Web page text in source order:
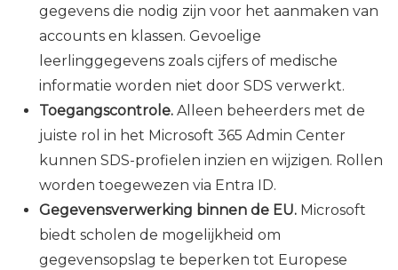
gegevens die nodig zijn voor het aanmaken van
accounts en klassen. Gevoelige
leerlinggegevens zoals cijfers of medische
informatie worden niet door SDS verwerkt.
Toegangscontrole. Alleen beheerders met de
juiste rol in het Microsoft 365 Admin Center
kunnen SDS-profielen inzien en wijzigen. Rollen
worden toegewezen via Entra ID.
Gegevensverwerking binnen de EU. Microsoft
biedt scholen de mogelijkheid om
gegevensopslag te beperken tot Europese